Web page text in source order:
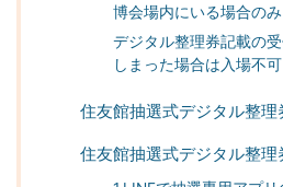
博会場内にいる場合のみ
デジタル整理券記載の
しまった場合は入場不可
住友館抽選式デジタル整
住友館抽選式デジタル整